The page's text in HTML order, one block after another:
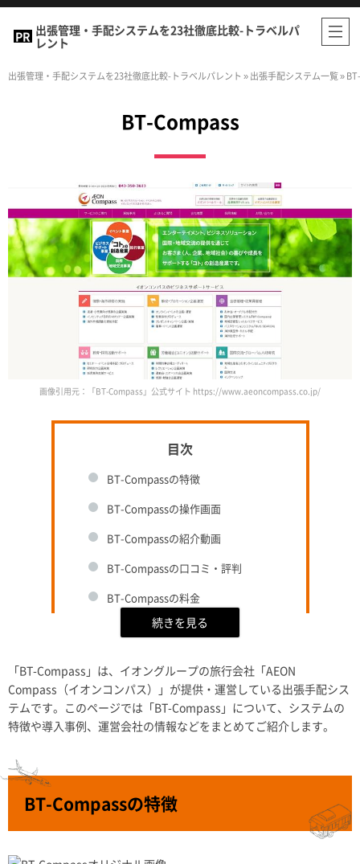
出張管理・手配システムを23社徹底比較-トラベルパ
レント
出張管理・手配システムを23社徹底比較-トラベルパレント »出張手配システム一覧»
BT-Compass
画像引用元：「BT-Compass」公式サイト https://www.aeoncompass.co.jp/
BT-Compassの特徴
BT-Compassの操作画面
BT-Compassの紹介動画
BT-Compassの口コミ・評判
BT-Compassの料金
BT-Compassが手配できる種類
BT-Compassのスペック
イオンコンパス株式会社の会社概要
「BT-Compass」は、イオングループの旅行会社「AEON
Compass（イオンコンパス）」が提供・運営している出張手配シス
テムです。このページでは「BT-Compass」について、システムの
特徴や導入事例、運営会社の情報などをまとめてご紹介します。
BT-Compassの特徴